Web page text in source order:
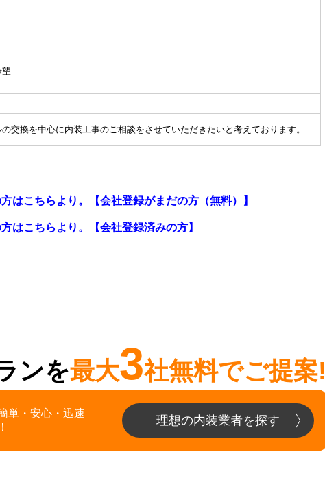
の交換を中心に内装工事のご相談をさせていただきたいと考えております。
はこちらより。【会社登録がまだの方（無料）】
はこちらより。 【会社登録済みの方】
ンを最大3社無料でご提案!
単・安心・迅速
理想の内装業者を探す